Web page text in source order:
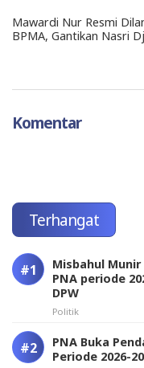
Mawardi Nur Resmi
BPMA, Gantikan Nasri
Komentar
Terhangat
Misbahul
PNA periode
DPW
Politik
PNA Buka
Periode 2026-